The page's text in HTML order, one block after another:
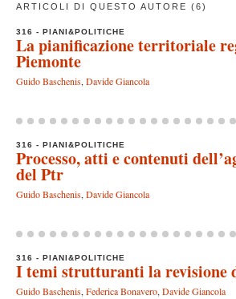
ARTICOLI DI QUESTO AUTORE (6)
316 - PIANI&POLITICHE
La pianificazione territoriale
Piemonte
Guido Baschenis, Davide Giancola
316 - PIANI&POLITICHE
Processo, atti e contenuti
del Ptr
Guido Baschenis, Davide Giancola
316 - PIANI&POLITICHE
I temi strutturanti la revisione
Guido Baschenis, Federica Bonavero, Davide Giancola